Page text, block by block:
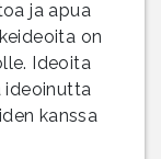
ja apua
on
Ideoita
ideoinutta
kanssa